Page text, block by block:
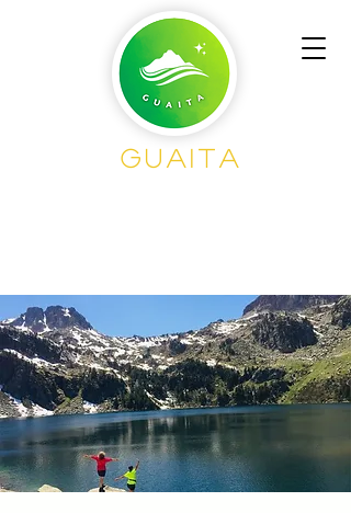
GUAITA